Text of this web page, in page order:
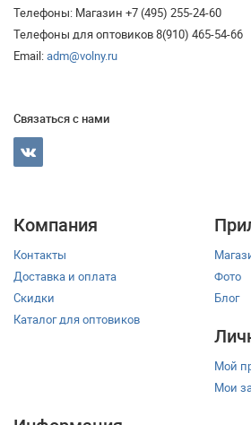
Телефоны: Магазин +7 (495) 255-24-60
Телефоны для оптовиков 8(910) 465-54-66
Email:adm@volny.ru
Связаться с нами
Компания
Контакты
Доставка и оплата
Скидки
Каталог для оптовиков
Фото
Блог
Мой
Мои